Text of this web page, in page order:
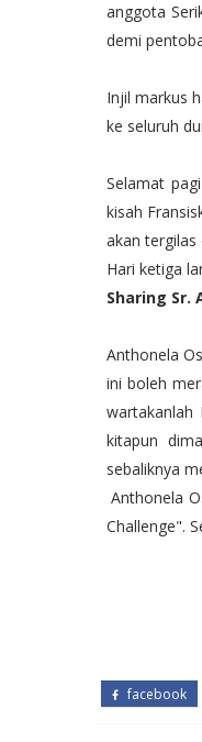
anggota
demi
Injil markus
ke seluruh
Selamat
kisah
akan
Hari ketiga
Sharing Sr.
Anthonela
ini boleh
wartakanlah
kitapun
sebaliknya
Anthonela
Challenge".
facebook